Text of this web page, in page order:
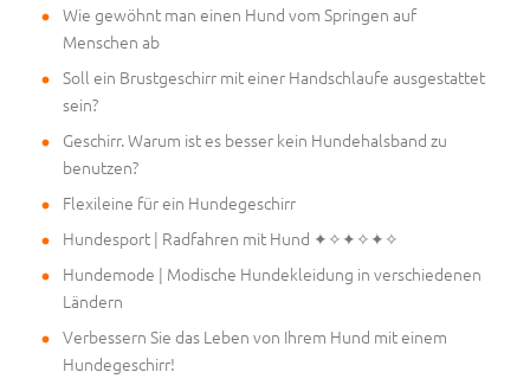
Wie gewöhnt man einen Hund vom Springen auf
Menschen ab
Soll ein Brustgeschirr mit einer Handschlaufe ausgestattet
sein?
Geschirr. Warum ist es besser kein Hundehalsband zu
benutzen?
Flexileine für ein Hundegeschirr
Hundesport | Radfahren mit Hund ✦✧✦✧✦✧
Hundemode | Modische Hundekleidung in verschiedenen
Ländern
Verbessern Sie das Leben von Ihrem Hund mit einem
Hundegeschirr!